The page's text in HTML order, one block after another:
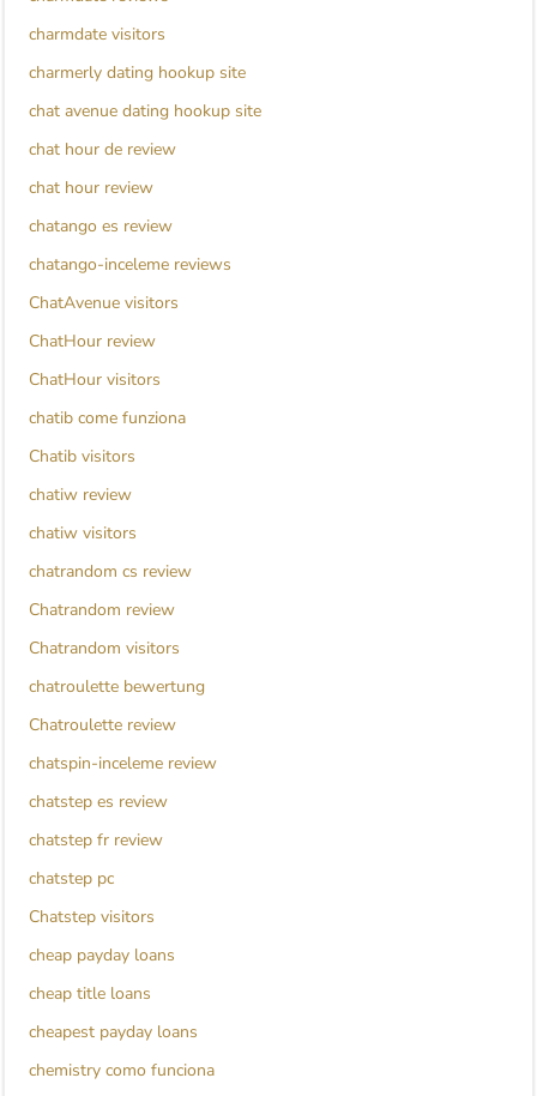
charmdate visitors
charmerly dating hookup site
chat avenue dating hookup site
chat hour de review
chat hour review
chatango es review
chatango-inceleme reviews
ChatAvenue visitors
ChatHour review
ChatHour visitors
chatib come funziona
Chatib visitors
chatiw review
chatiw visitors
chatrandom cs review
Chatrandom review
Chatrandom visitors
chatroulette bewertung
Chatroulette review
chatspin-inceleme review
chatstep es review
chatstep fr review
chatstep pc
Chatstep visitors
cheap payday loans
cheap title loans
cheapest payday loans
chemistry como funciona